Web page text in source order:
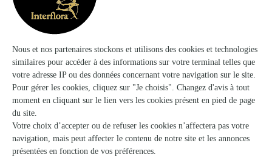
Rennes
★★
3.8 (165)
5, rue du Puits Mauger
Voir la boutique